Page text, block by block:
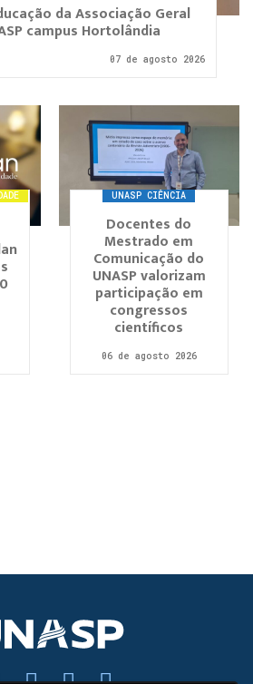
da Associação Geral
campus Hortolândia
07 de agosto 2026
UNASP CIÊNCIA
Docentes do
Mestrado em
Comunicação do
UNASP valorizam
participação em
congressos
científicos
06 de agosto 2026